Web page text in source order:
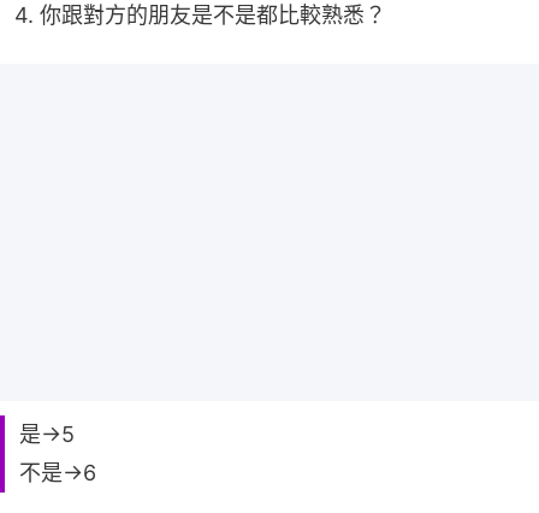
4. 你跟對方的朋友是不是都比較熟悉？
是→5
不是→6